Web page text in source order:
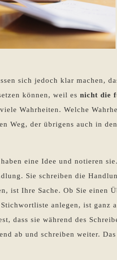
sich jedoch klar machen,
können, weil es nicht die
Wahrheiten. Welche
Weg, der übrigens auch in
eine Idee und notieren
Sie schreiben die
ist Ihre Sache. Ob Sie einen
anlegen, ist ganz
dass sie während des
ab und schreiben weiter.